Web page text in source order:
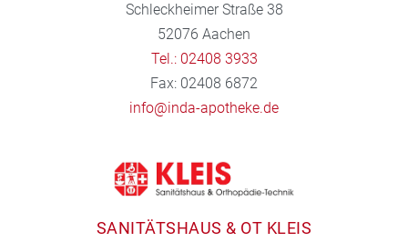
Schleckheimer Straße 38
52076 Aachen
Tel.: 02408 3933
Fax: 02408 6872
info@inda-apotheke.de
SANITÄTSHAUS & OT KLEIS